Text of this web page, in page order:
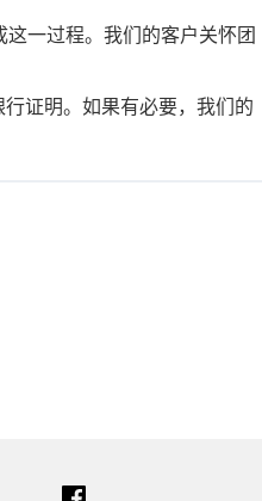
这一过程。我们的客户关怀团
证明。如果有必要，我们的